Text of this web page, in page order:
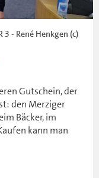
- René Henkgen (c)
Gutschein, der
den Merziger
Bäcker, im
kann man